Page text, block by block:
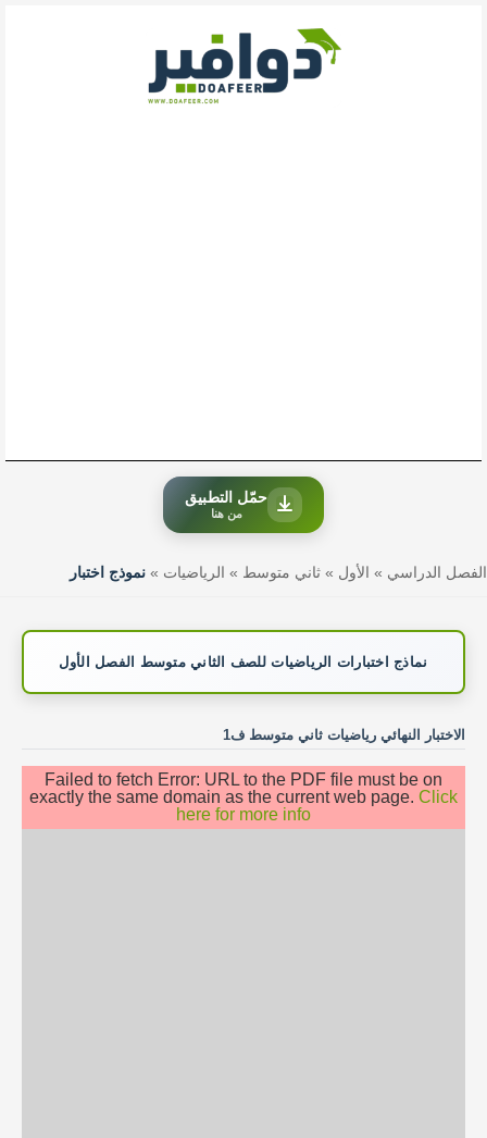
حمّل التطبيق
من هنا
الفصل الدراسي » الأول » ثاني متوسط » الرياضيات » نموذج اختبار
نماذج اختبارات الرياضيات للصف الثاني متوسط الفصل الأول
الاختبار النهائي رياضيات ثاني متوسط ف1
Failed to fetch Error: URL to the PDF file must be on
exactly the same domain as the current web page. Click
here for more info